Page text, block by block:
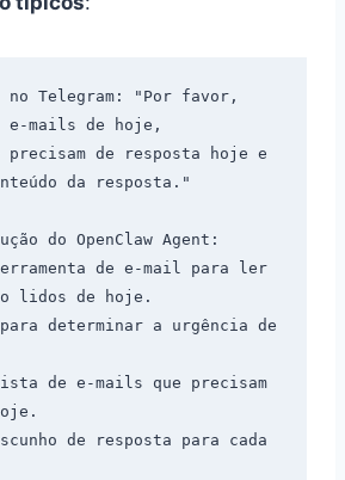
no Telegram: "Por favor,
e-mails de hoje,
precisam de resposta hoje e
da resposta."
do OpenClaw Agent:
de e-mail para ler
lidos de hoje.
determinar a urgência de
de e-mails que precisam
de resposta para cada